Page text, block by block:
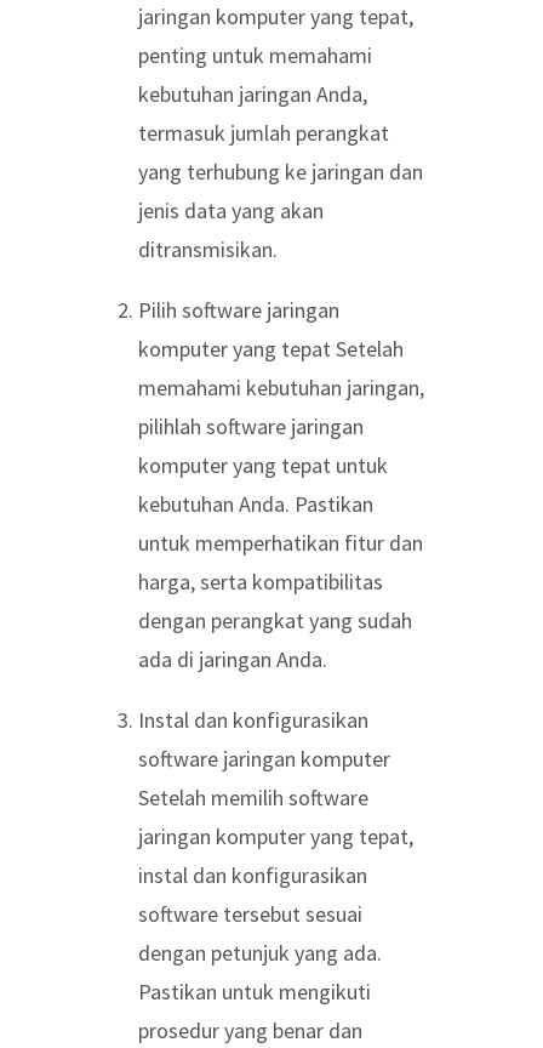
jaringan komputer yang tepat,
penting untuk memahami
kebutuhan jaringan Anda,
termasuk jumlah perangkat
yang terhubung ke jaringan dan
jenis data yang akan
ditransmisikan.
Pilih software jaringan
komputer yang tepat Setelah
memahami kebutuhan jaringan,
pilihlah software jaringan
komputer yang tepat untuk
kebutuhan Anda. Pastikan
untuk memperhatikan fitur dan
harga, serta kompatibilitas
dengan perangkat yang sudah
ada di jaringan Anda.
Instal dan konfigurasikan
software jaringan komputer
Setelah memilih software
jaringan komputer yang tepat,
instal dan konfigurasikan
software tersebut sesuai
dengan petunjuk yang ada.
Pastikan untuk mengikuti
prosedur yang benar dan